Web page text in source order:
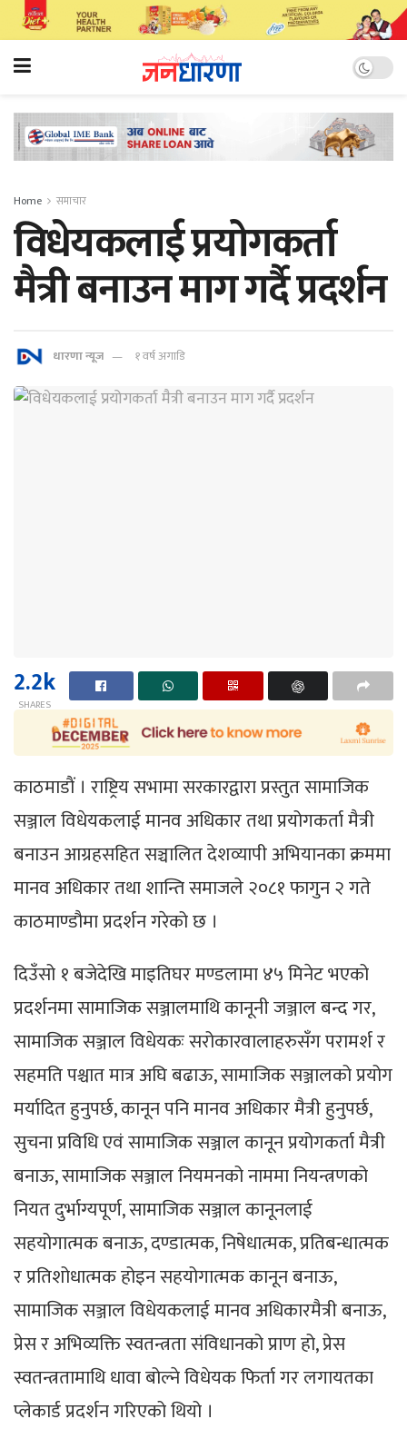
Home समाचार
विधेयकलाई प्रयोगकर्ता
मैत्री बनाउन माग गर्दै प्रदर्शन
धारणा न्यूज १ वर्ष अगाडि
2.2k
SHARES
काठमाडाैं । राष्ट्रिय सभामा सरकारद्वारा प्रस्तुत सामाजिक
सञ्जाल विधेयकलाई मानव अधिकार तथा प्रयोगकर्ता मैत्री
बनाउन आग्रहसहित सञ्चालित देशव्यापी अभियानका क्रममा
मानव अधिकार तथा शान्ति समाजले २०८१ फागुन २ गते
काठमाण्डौमा प्रदर्शन गरेको छ ।
दिउँसो १ बजेदेखि माइतिघर मण्डलामा ४५ मिनेट भएको
प्रदर्शनमा सामाजिक सञ्जालमाथि कानूनी जञ्जाल बन्द गर,
सामाजिक सञ्जाल विधेयकः सरोकारवालाहरुसँग परामर्श र
सहमति पश्चात मात्र अघि बढाऊ, सामाजिक सञ्जालको प्रयोग
मर्यादित हुनुपर्छ, कानून पनि मानव अधिकार मैत्री हुनुपर्छ,
सुचना प्रविधि एवं सामाजिक सञ्जाल कानून प्रयोगकर्ता मैत्री
बनाऊ, सामाजिक सञ्जाल नियमनको नाममा नियन्त्रणको
नियत दुर्भाग्यपूर्ण, सामाजिक सञ्जाल कानूनलाई
सहयोगात्मक बनाऊ, दण्डात्मक, निषेधात्मक, प्रतिबन्धात्मक
र प्रतिशोधात्मक होइन सहयोगात्मक कानून बनाऊ,
सामाजिक सञ्जाल विधेयकलाई मानव अधिकारमैत्री बनाऊ,
प्रेस र अभिव्यक्ति स्वतन्त्रता संविधानको प्राण हो, प्रेस
स्वतन्त्रतामाथि धावा बोल्ने विधेयक फिर्ता गर लगायतका
प्लेकार्ड प्रदर्शन गरिएको थियो ।